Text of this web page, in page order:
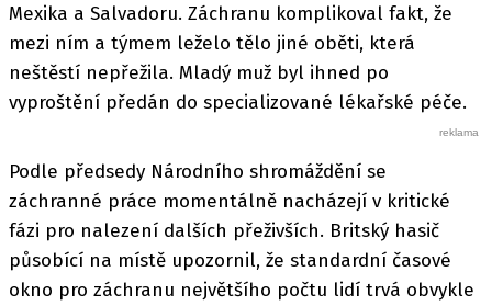
Mexika a Salvadoru. Záchranu komplikoval fakt, že
mezi ním a týmem leželo tělo jiné oběti, která
neštěstí nepřežila. Mladý muž byl ihned po
vyproštění předán do specializované lékařské péče.
Podle předsedy Národního shromáždění se
záchranné práce momentálně nacházejí v kritické
fázi pro nalezení dalších přeživších. Britský hasič
působící na místě upozornil, že standardní časové
okno pro záchranu největšího počtu lidí trvá obvykle